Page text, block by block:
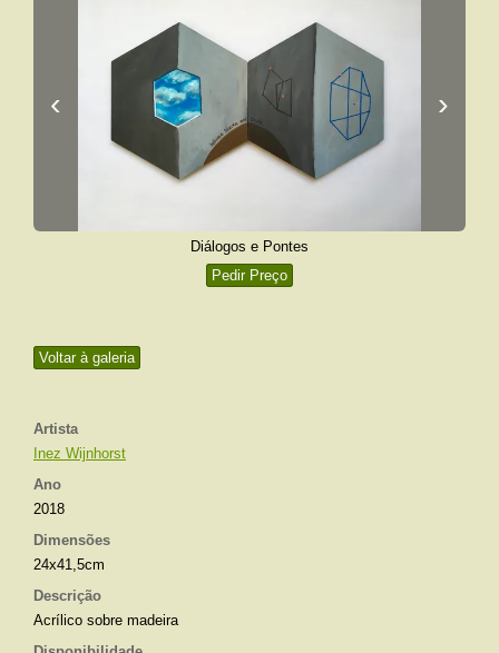
Voltar à galeria
Artista
Inez Wijnhorst
Ano
2018
Dimensões
24x41,5cm
Descrição
Acrílico sobre madeira
‹ ›
Diálogos e Pontes
Pedir Preço